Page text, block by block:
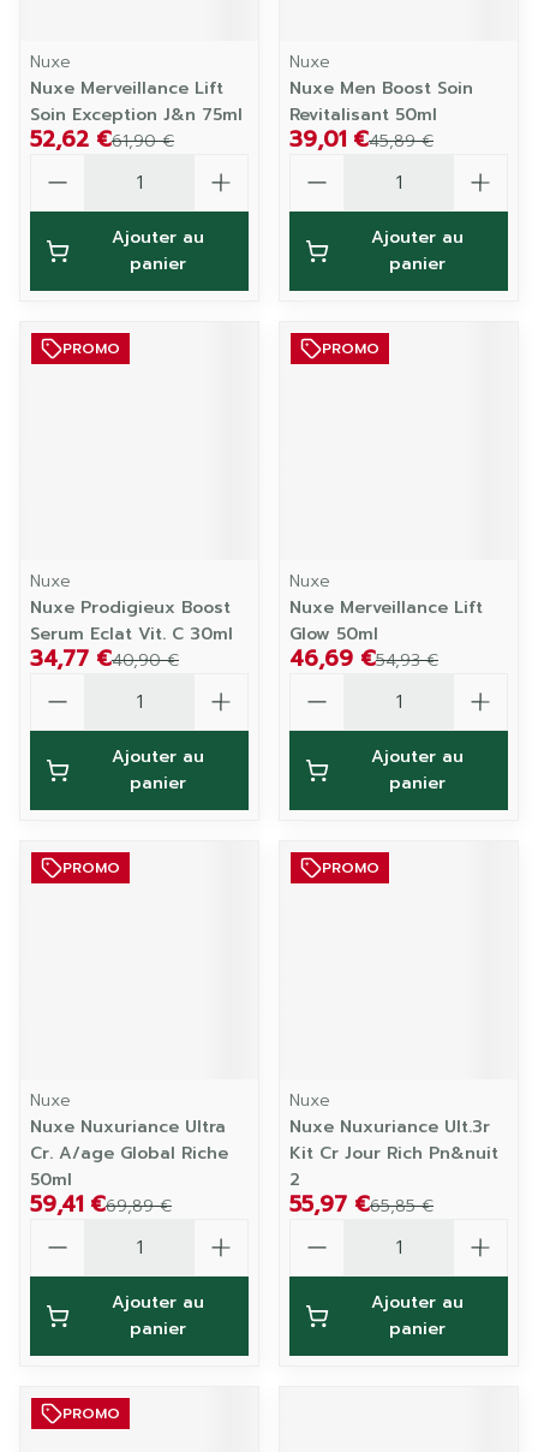
Nuxe
Nuxe Merveillance Lift
Soin Exception J&n 75ml
61,90 €
52,62 €
Ajouter au
panier
Nuxe
Nuxe Men Boost Soin
Revitalisant 50ml
45,89 €
39,01 €
Ajouter au
panier
PROMO
Nuxe
Nuxe Prodigieux Boost
Serum Eclat Vit. C 30ml
40,90 €
34,77 €
Ajouter au
panier
PROMO
Nuxe
Nuxe Merveillance Lift
Glow 50ml
54,93 €
46,69 €
Ajouter au
panier
PROMO
Nuxe
Nuxe Nuxuriance Ultra
Cr. A/age Global Riche
50ml
69,89 €
59,41 €
Ajouter au
panier
PROMO
Nuxe
Nuxe Nuxuriance Ult.3r
Kit Cr Jour Rich Pn&nuit
2
65,85 €
55,97 €
Ajouter au
panier
PROMO